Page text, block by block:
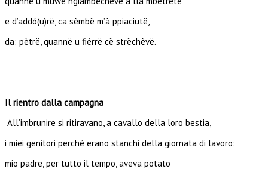
e d’addó(u)rë, ca sèmbë m’à ppiaciutë,
da: pètrë, quannë u fiérrë cë strëchèvë.
Il rientro dalla campagna
All’imbrunire si ritiravano, a cavallo della loro bestia,
i miei genitori perché erano stanchi della giornata di lavoro:
mio padre, per tutto il tempo, aveva potato